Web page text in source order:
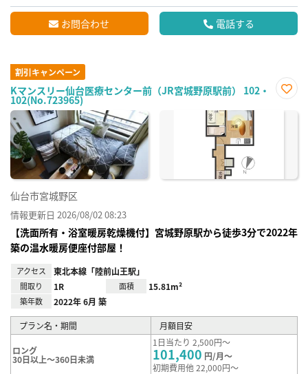
お問合わせ 電話する
割引キャンペーン
Kマンスリー仙台医療センター前（JR宮城野原駅前） 102・
102(No.723965)
に入
仙台市宮城野区
情報更新日 2026/08/02 08:23
【洗面所有・浴室暖房乾燥機付】宮城野原駅から徒歩3分で2022年
築の温水暖房便座付部屋！
アクセス 東北本線「陸前山王駅」
間取り 1R 面積 15.81m²
築年数 2022年 6月 築
プラン名・期間 月額目安
ロング
30日以上～360日未満
1日当たり 2,500円～
101,400 円/月～
初期費用他 22,000円～